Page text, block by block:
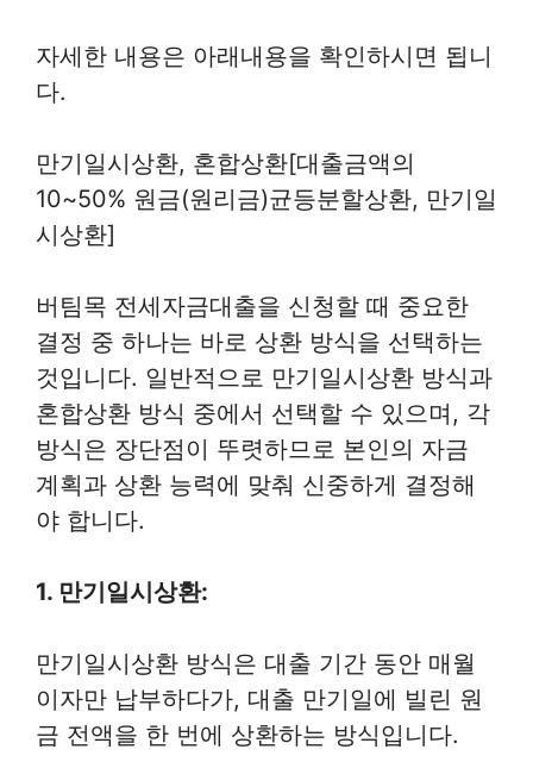
자세한 내용은 아래내용을 확인하시면 됩니
다.
만기일시상환, 혼합상환[대출금액의
10~50% 원금(원리금)균등분할상환, 만기일
시상환]
버팀목 전세자금대출을 신청할 때 중요한
결정 중 하나는 바로 상환 방식을 선택하는
것입니다. 일반적으로 만기일시상환 방식과
혼합상환 방식 중에서 선택할 수 있으며, 각
방식은 장단점이 뚜렷하므로 본인의 자금
계획과 상환 능력에 맞춰 신중하게 결정해
야 합니다.
1. 만기일시상환:
만기일시상환 방식은 대출 기간 동안 매월
이자만 납부하다가, 대출 만기일에 빌린 원
금 전액을 한 번에 상환하는 방식입니다.